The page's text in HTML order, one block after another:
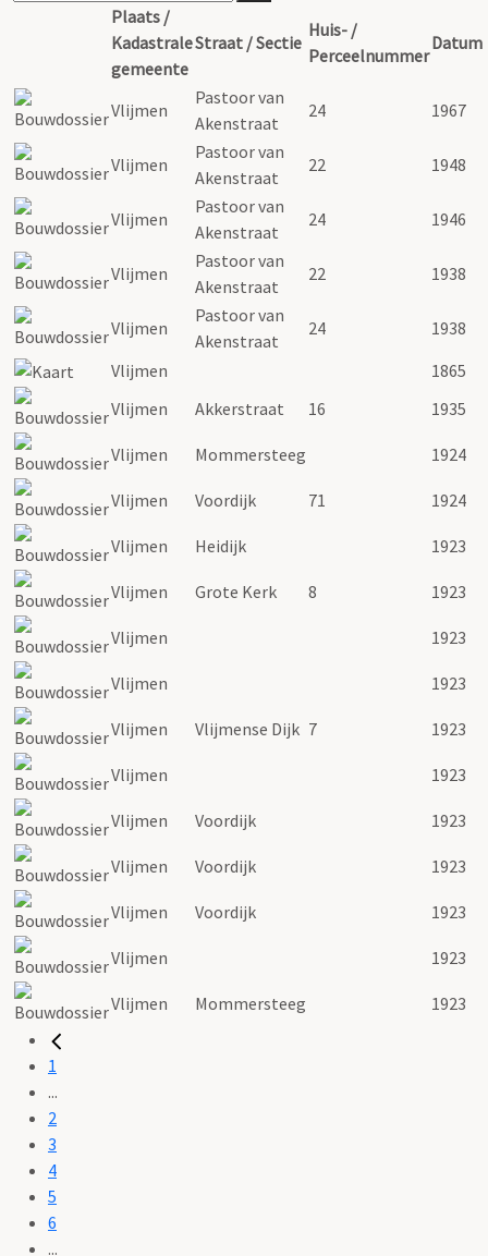
Plaats /
Kadastrale
gemeente
Straat / Sectie
Huis- /
Perceelnummer
Datum
Vlijmen
Pastoor van
Akenstraat
24 1967
Vlijmen
Pastoor van
Akenstraat
22 1948
Vlijmen
Pastoor van
Akenstraat
24 1946
Vlijmen
Pastoor van
Akenstraat
22 1938
Vlijmen
Pastoor van
Akenstraat
24
1938
Vlijmen
1865
Vlijmen
Akkerstraat 16 1935
Vlijmen Mommersteeg 1924
Vlijmen Voordijk 71 1924
Vlijmen Heidijk 1923
Vlijmen Grote Kerk 8 1923
Vlijmen 1923
Vlijmen 1923
Vlijmen Vlijmense Dijk 7 1923
Vlijmen 1923
Vlijmen Voordijk 1923
Vlijmen Voordijk 1923
Vlijmen Voordijk 1923
Vlijmen 1923
Vlijmen Mommersteeg 1923
1
...
2
3
4
5
6
...